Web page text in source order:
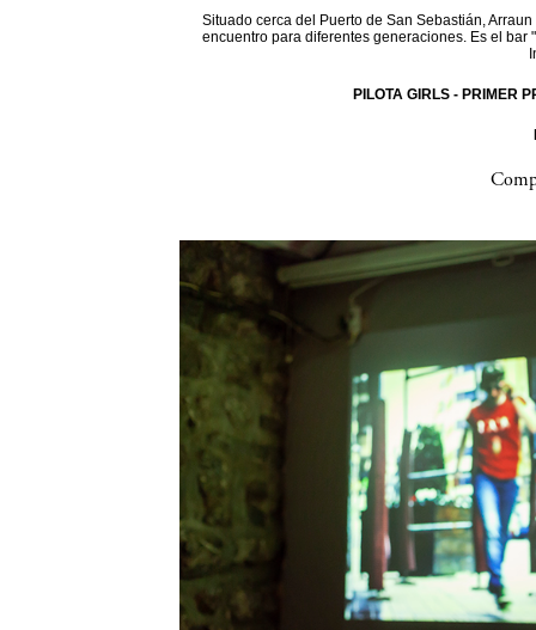
Situado cerca del Puerto de San Sebastián,
encuentro para diferentes generaciones. Es el
PILOTA GIRLS - PRIMER